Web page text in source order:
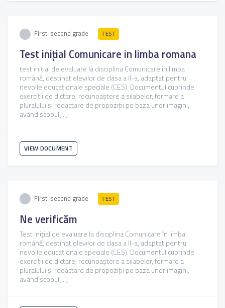
First-second grade TEST
Test inițial Comunicare in limba romana
test inițial de evaluare la disciplina Comunicare în limba
română, destinat elevilor de clasa a II-a, adaptat pentru
nevoile educaționale speciale (CES). Documentul cuprinde
exerciții de dictare, recunoaștere a silabelor, formare a
pluralului și redactare de propoziții pe baza unor imagini,
având scopul[...]
VIEW DOCUMENT
First-second grade TEST
Ne verificăm
Test inițial de evaluare la disciplina Comunicare în limba
română, destinat elevilor de clasa a II-a, adaptat pentru
nevoile educaționale speciale (CES). Documentul cuprinde
exerciții de dictare, recunoaștere a silabelor, formare a
pluralului și redactare de propoziții pe baza unor imagini,
având scopul[...]